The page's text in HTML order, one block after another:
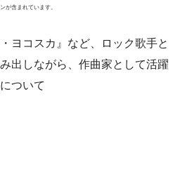
が含まれています。
ヨコスカ』など、ロック歌手と
出しながら、作曲家として活躍
ついて